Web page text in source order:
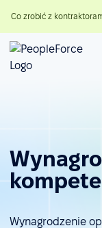
Co zrobić z
Wynagrodzenie